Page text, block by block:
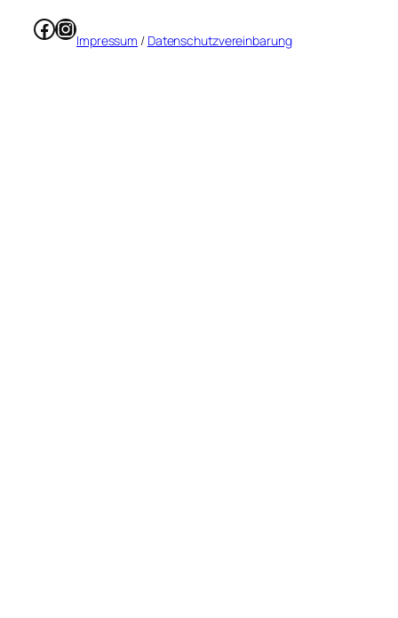
Facebook
Instagram
Impressum / Datenschutzvereinbarung